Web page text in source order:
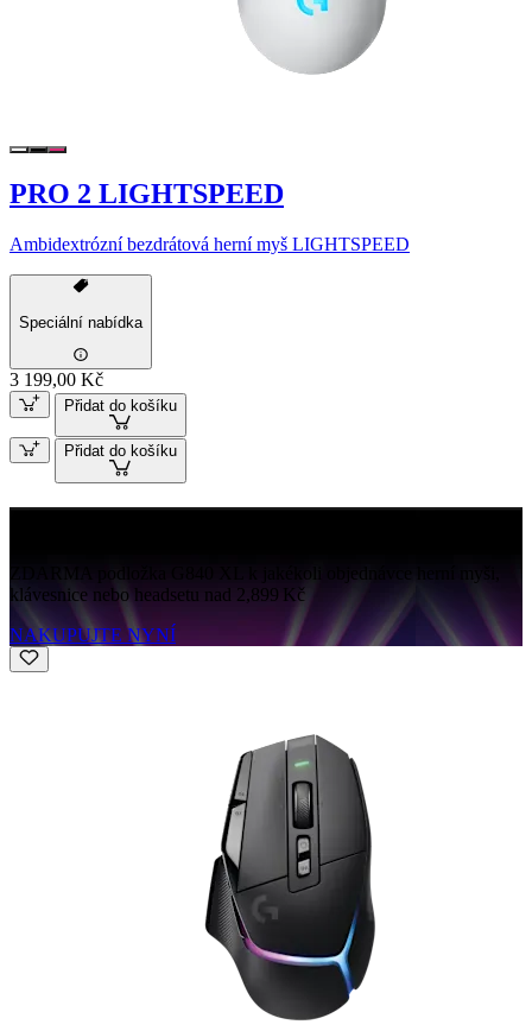
PRO 2 LIGHTSPEED
Ambidextrózní bezdrátová herní myš LIGHTSPEED
Speciální nabídka
3 199,00 Kč
Přidat do košíku
Přidat do košíku
ZDARMA podložka G840 XL k jakékoli objednávce herní myši,
klávesnice nebo headsetu nad 2,899 Kč
NAKUPUJTE NYNÍ